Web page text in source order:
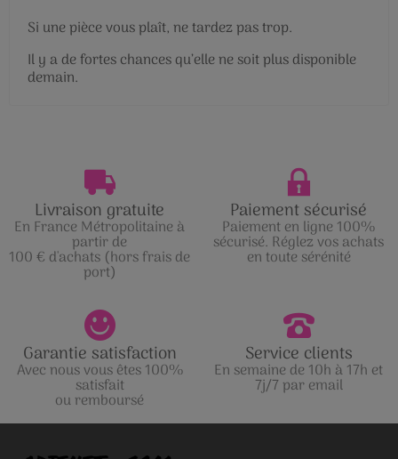
Si une pièce vous plaît, ne tardez pas trop.
Il y a de fortes chances qu’elle ne soit plus disponible
demain.
Livraison gratuite
En France Métropolitaine à
partir de
100 € d'achats (hors frais de
port)
Paiement sécurisé
Paiement en ligne 100%
sécurisé. Réglez vos achats
en toute sérénité
Garantie satisfaction
Avec nous vous êtes 100%
satisfait
ou remboursé
Service clients
En semaine de 10h à 17h et
7j/7 par email